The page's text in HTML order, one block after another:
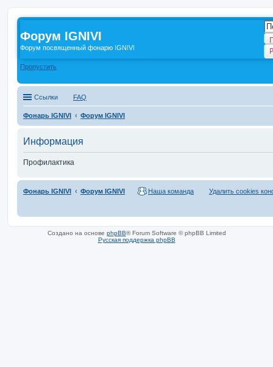
Форум IGNIVI
Форум посвященный фонарю IGNIVI
Пропустить
Ссылки FAQ
Фонарь IGNIVI Форум IGNIVI
Информация
Профилактика
Фонарь IGNIVI Форум IGNIVI Удалить cookies
Наша команда
Создано на основе phpBB® Forum Software © phpBB Limited
Русская поддержка phpBB